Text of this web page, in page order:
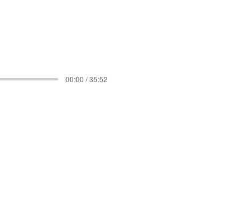
00:00 / 35:52